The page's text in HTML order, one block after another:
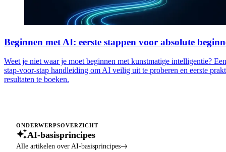
Beginnen met AI: eerste stappen voor absolute
Weet je niet waar je moet beginnen met kunstmatige intelligentie?
stap-voor-stap handleiding om AI veilig uit te proberen en eerste
resultaten te boeken.
ONDERWERPSOVERZICHT
AI-basisprincipes
Alle artikelen over AI-basisprincipes